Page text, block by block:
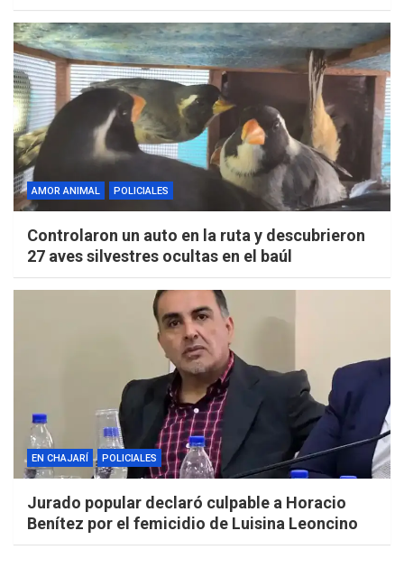
AMOR ANIMAL POLICIALES
Controlaron un auto en la ruta y descubrieron
27 aves silvestres ocultas en el baúl
EN CHAJARÍ POLICIALES
Jurado popular declaró culpable a Horacio
Benítez por el femicidio de Luisina Leoncino